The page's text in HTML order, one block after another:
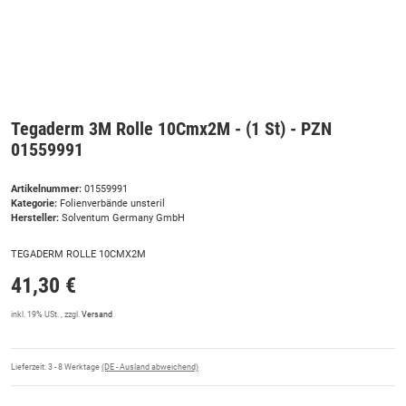
Tegaderm 3M Rolle 10Cmx2M - (1 St) - PZN
01559991
Artikelnummer: 01559991
Kategorie: Folienverbände unsteril
Hersteller: Solventum Germany GmbH
TEGADERM ROLLE 10CMX2M
41,30 €
inkl. 19% USt. , zzgl. Versand
Lieferzeit: 3 - 8 Werktage (DE - Ausland abweichend)